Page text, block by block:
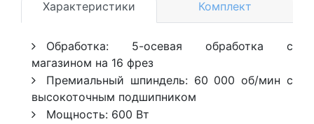
Характеристики Комплект
Обработка: 5-осевая обработка с
магазином на 16 фрез
Премиальный шпиндель: 60 000 об/мин с
высокоточным подшипником
Мощность: 600 Вт